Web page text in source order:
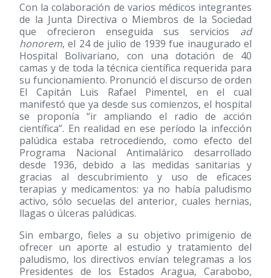
Con la colaboración de varios médicos integrantes
de la Junta Directiva o Miembros de la Sociedad
que ofrecieron enseguida sus servicios ad
honorem, el 24 de julio de 1939 fue inaugurado el
Hospital Bolivariano, con una dotación de 40
camas y de toda la técnica científica requerida para
su funcionamiento. Pronunció el discurso de orden
El Capitán Luis Rafael Pimentel, en el cual
manifestó que ya desde sus comienzos, el hospital
se proponía “ir ampliando el radio de acción
científica”. En realidad en ese período la infección
palúdica estaba retrocediendo, como efecto del
Programa Nacional Antimalárico desarrollado
desde 1936, debido a las medidas sanitarias y
gracias al descubrimiento y uso de eficaces
terapias y medicamentos: ya no había paludismo
activo, sólo secuelas del anterior, cuales hernias,
llagas o úlceras palúdicas.
Sin embargo, fieles a su objetivo primigenio de
ofrecer un aporte al estudio y tratamiento del
paludismo, los directivos envían telegramas a los
Presidentes de los Estados Aragua, Carabobo,